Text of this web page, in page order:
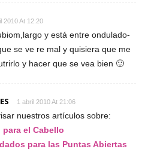
2010 At 12:20
y está entre ondulado-
se ve re mal y quisiera que me
y hacer que se vea bien 🙂
1 abril 2010 At 21:06
nuestros artículos sobre:
el Cabello
para las Puntas Abiertas